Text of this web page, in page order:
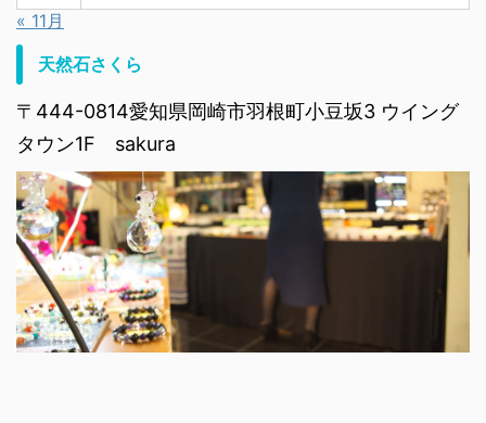
« 11月
天然石さくら
〒444-0814愛知県岡崎市羽根町小豆坂3 ウイング
タウン1F sakura